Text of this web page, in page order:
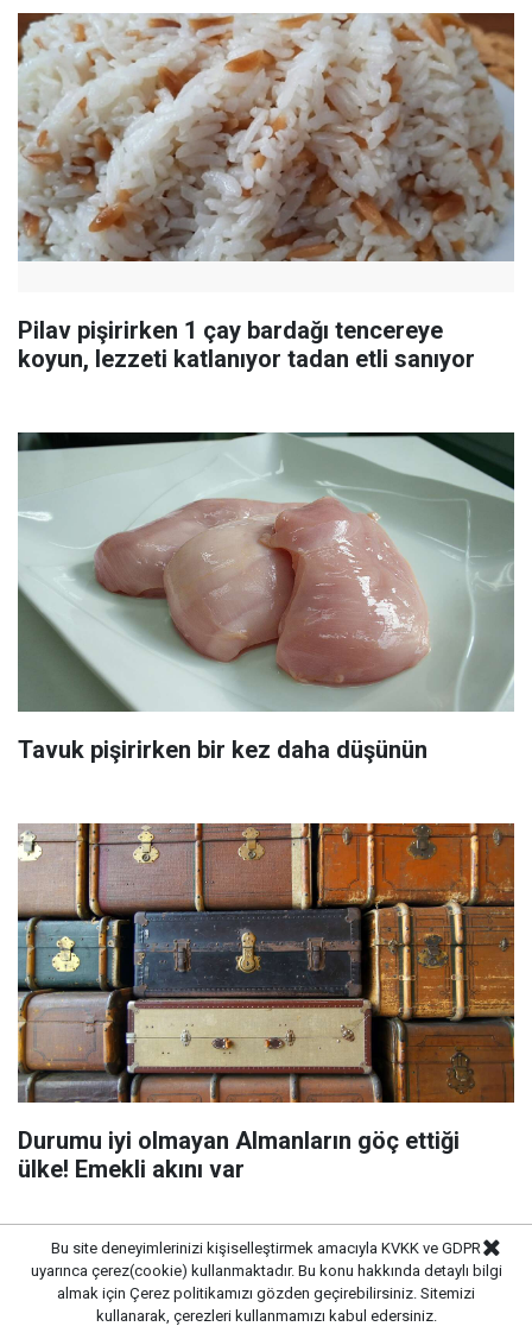
Pilav pişirirken 1 çay bardağı tencereye
koyun, lezzeti katlanıyor tadan etli sanıyor
Tavuk pişirirken bir kez daha düşünün
Durumu iyi olmayan Almanların göç ettiği
ülke! Emekli akını var
Bu site deneyimlerinizi kişiselleştirmek amacıyla KVKK ve GDPR
uyarınca çerez(cookie) kullanmaktadır. Bu konu hakkında detaylı bilgi
almak için Çerez politikamızı gözden geçirebilirsiniz. Sitemizi
kullanarak, çerezleri kullanmamızı kabul edersiniz.